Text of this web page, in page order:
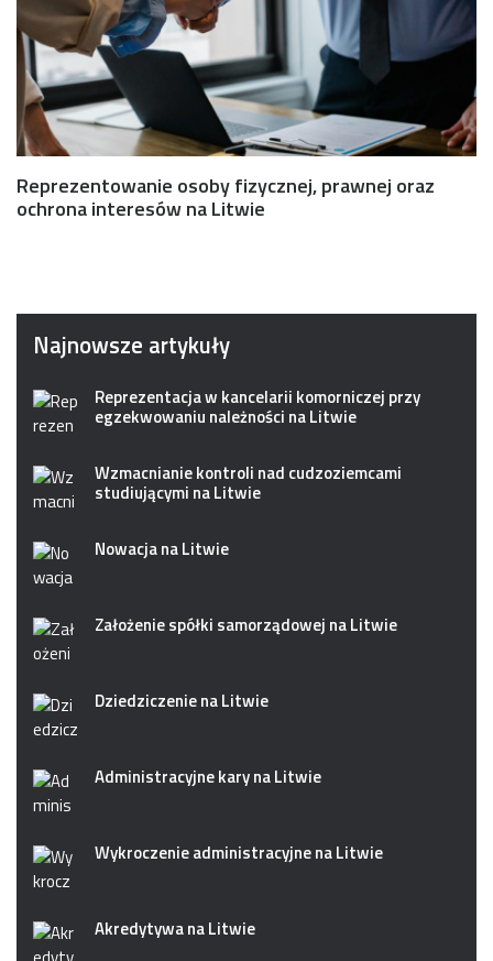
Reprezentowanie osoby fizycznej, prawnej oraz
ochrona interesów na Litwie
Najnowsze artykuły
Reprezentacja w kancelarii komorniczej przy
egzekwowaniu należności na Litwie
Wzmacnianie kontroli nad cudzoziemcami
studiującymi na Litwie
Nowacja na Litwie
Założenie spółki samorządowej na Litwie
Dziedziczenie na Litwie
Administracyjne kary na Litwie
Wykroczenie administracyjne na Litwie
Akredytywa na Litwie